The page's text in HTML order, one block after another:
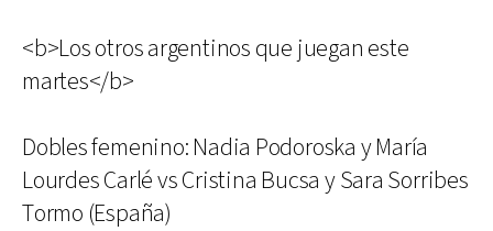
<b>Los otros argentinos que juegan este
martes</b>
Dobles femenino: Nadia Podoroska y María
Lourdes Carlé vs Cristina Bucsa y Sara Sorribes
Tormo (España)